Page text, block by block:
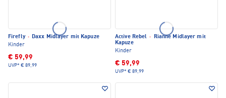
Firefly · Daxx Midlayer mit Kapuze
Kinder
€ 59,99
UVP* € 89,99
Active Rebel ·
Rianne Midlayer mit
Kapuze
Kinder
€ 59,99
UVP* € 89,99